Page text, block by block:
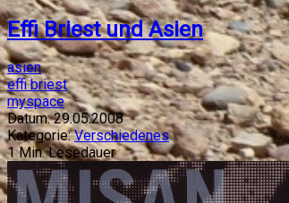
Effi Briest und Asien
asien
effi briest
myspace
Datum: 29.05.2008
Kategorie: Verschiedenes
1Min. Lesedauer